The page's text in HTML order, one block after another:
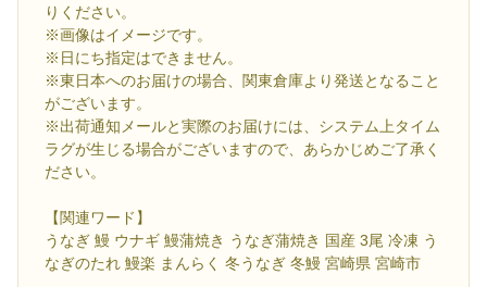
りください。
※画像はイメージです。
※日にち指定はできません。
※東日本へのお届けの場合、関東倉庫より発送となること
がございます。
※出荷通知メールと実際のお届けには、システム上タイム
ラグが生じる場合がございますので、あらかじめご了承く
ださい。
【関連ワード】
うなぎ 鰻 ウナギ 鰻蒲焼き うなぎ蒲焼き 国産 3尾 冷凍 う
なぎのたれ 鰻楽 まんらく 冬うなぎ 冬鰻 宮崎県 宮崎市